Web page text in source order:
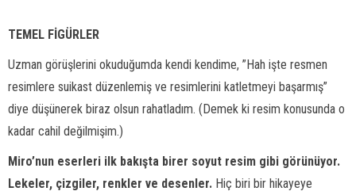
TEMEL FİGÜRLER
Uzman görüşlerini okuduğumda kendi kendime, ”Hah işte resmen
resimlere suikast düzenlemiş ve resimlerini katletmeyi başarmış”
diye düşünerek biraz olsun rahatladım. (Demek ki resim konusunda o
kadar cahil değilmişim.)
Miro’nun eserleri ilk bakışta birer soyut resim gibi görünüyor.
Lekeler, çizgiler, renkler ve desenler. Hiç biri bir hikayeye